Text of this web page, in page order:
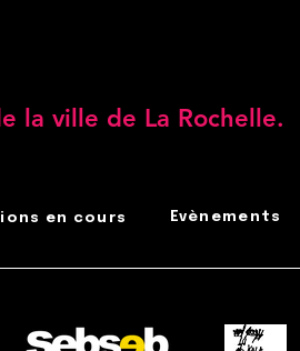
la ville de La Rochelle.
en cours Évènements